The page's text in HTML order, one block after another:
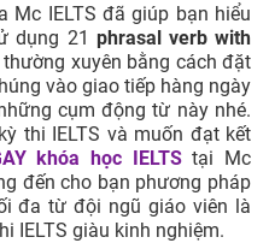
Mc IELTS đã giúp bạn hiểu
dụng 21 phrasal verb with
xuyên bằng cách đặt
vào giao tiếp hàng ngày
cụm động từ này nhé.
thi IELTS và muốn đạt kết
khóa học IELTStại Mc
đến cho bạn phương pháp
đa từ đội ngũ giáo viên là
IELTS giàu kinh nghiệm.